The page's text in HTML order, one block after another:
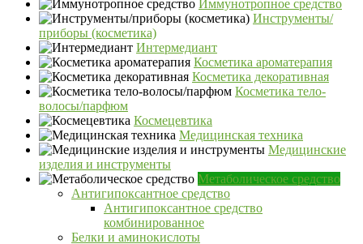
Иммунотропное средство
Инструменты/
приборы (косметика)
Интермедиант
Косметика ароматерапия
Косметика декоративная
Косметика тело-
волосы/парфюм
Космецевтика
Медицинская техника
Медицинские
изделия и инструменты
Метаболическое средство
Антигипоксантное средство
Антигипоксантное средство
комбинированное
Белки и аминокислоты